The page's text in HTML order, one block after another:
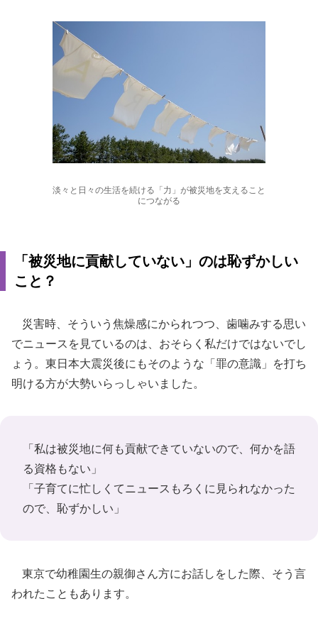
淡々と日々の生活を続ける「力」が被災地を支えること
につながる
「被災地に貢献していない」のは恥ずかしい
こと？
災害時、そういう焦燥感にかられつつ、歯噛みする思い
でニュースを見ているのは、おそらく私だけではないでし
ょう。東日本大震災後にもそのような「罪の意識」を打ち
明ける方が大勢いらっしゃいました。
「私は被災地に何も貢献できていないので、何かを語
る資格もない」
「子育てに忙しくてニュースもろくに見られなかった
ので、恥ずかしい」
東京で幼稚園生の親御さん方にお話しをした際、そう言
われたこともあります。